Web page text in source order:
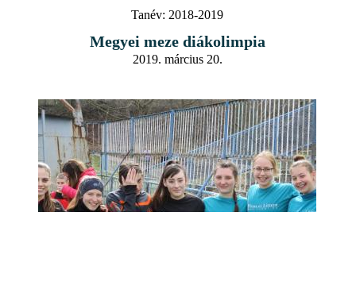
Tanév: 2018-2019
Megyei meze diákolimpia
2019. március 20.